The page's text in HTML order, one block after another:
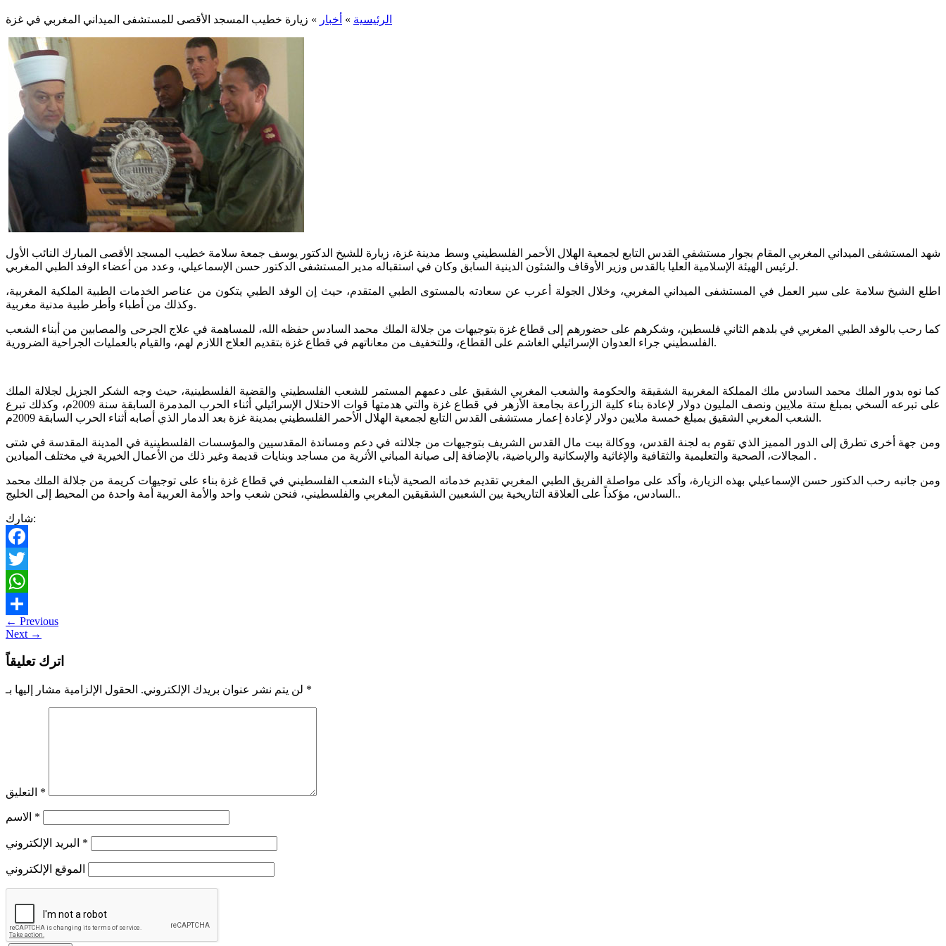
الرئيسية » أخبار » زيارة خطيب المسجد الأقصى للمستشفى الميداني المغربي في غزة
شهد المستشفى الميداني المغربي المقام بجوار مستشفي القدس التابع لجمعية الهلال الأحمر الفلسطيني وسط مدينة غزة، زيارة للشيخ الدكتور يوسف جمعة سلامة خطيب المسجد الأقصى المبارك النائب الأول
لرئيس الهيئة الإسلامية العليا بالقدس وزير الأوقاف والشئون الدينية السابق وكان في استقباله مدير المستشفى الدكتور حسن الإسماعيلي، وعدد من أعضاء الوفد الطبي المغربي.
اطلع الشيخ سلامة على سير العمل في المستشفى الميداني المغربي، وخلال الجولة أعرب عن سعادته بالمستوى الطبي المتقدم، حيث إن الوفد الطبي يتكون من عناصر الخدمات الطبية الملكية المغربية،
وكذلك من أطباء وأطر طبية مدنية مغربية.
كما رحب بالوفد الطبي المغربي في بلدهم الثاني فلسطين، وشكرهم على حضورهم إلى قطاع غزة بتوجيهات من جلالة الملك محمد السادس حفظه الله، للمساهمة في علاج الجرحى والمصابين من أبناء الشعب
الفلسطيني جراء العدوان الإسرائيلي الغاشم على القطاع، وللتخفيف من معاناتهم في قطاع غزة بتقديم العلاج اللازم لهم، والقيام بالعمليات الجراحية الضرورية.
كما نوه بدور الملك محمد السادس ملك المملكة المغربية الشقيقة والحكومة والشعب المغربي الشقيق على دعمهم المستمر للشعب الفلسطيني والقضية الفلسطينية، حيث وجه الشكر الجزيل لجلالة الملك
على تبرعه السخي بمبلغ ستة ملايين ونصف المليون دولار لإعادة بناء كلية الزراعة بجامعة الأزهر في قطاع غزة والتي هدمتها قوات الاحتلال الإسرائيلي أثناء الحرب المدمرة السابقة سنة 2009م، وكذلك تبرع
الشعب المغربي الشقيق بمبلغ خمسة ملايين دولار لإعادة إعمار مستشفى القدس التابع لجمعية الهلال الأحمر الفلسطيني بمدينة غزة بعد الدمار الذي أصابه أثناء الحرب السابقة 2009م.
ومن جهة أخرى تطرق إلى الدور المميز الذي تقوم به لجنة القدس، ووكالة بيت مال القدس الشريف بتوجيهات من جلالته في دعم ومساندة المقدسيين والمؤسسات الفلسطينية في المدينة المقدسة في شتى
المجالات، الصحية والتعليمية والثقافية والإغاثية والإسكانية والرياضية، بالإضافة إلى صيانة المباني الأثرية من مساجد وبنايات قديمة وغير ذلك من الأعمال الخيرية في مختلف الميادين .
ومن جانبه رحب الدكتور حسن الإسماعيلي بهذه الزيارة، وأكد على مواصلة الفريق الطبي المغربي تقديم خدماته الصحية لأبناء الشعب الفلسطيني في قطاع غزة بناء على توجيهات كريمة من جلالة الملك محمد
السادس، مؤكداً على العلاقة التاريخية بين الشعبين الشقيقين المغربي والفلسطيني، فنحن شعب واحد والأمة العربية أمة واحدة من المحيط إلى الخليج..
شارك:
Facebook
Twitter
WhatsApp
Share
← Previous
Next →
اترك تعليقاً
لن يتم نشر عنوان بريدك الإلكتروني. *
*
*
*
الموقع الإلكتروني